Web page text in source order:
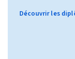
Découvrir les